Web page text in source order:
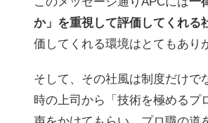
か」を重視して評価してくれる
価してくれる環境はとてもあり
そして、その社風は制度だけで
時の上司から「技術を極めるプ